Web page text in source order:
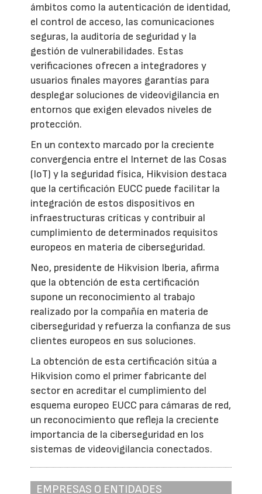
ámbitos como la autenticación de identidad,
el control de acceso, las comunicaciones
seguras, la auditoría de seguridad y la
gestión de vulnerabilidades. Estas
verificaciones ofrecen a integradores y
usuarios finales mayores garantías para
desplegar soluciones de videovigilancia en
entornos que exigen elevados niveles de
protección.
En un contexto marcado por la creciente
convergencia entre el Internet de las Cosas
(IoT) y la seguridad física, Hikvision destaca
que la certificación EUCC puede facilitar la
integración de estos dispositivos en
infraestructuras críticas y contribuir al
cumplimiento de determinados requisitos
europeos en materia de ciberseguridad.
Neo, presidente de Hikvision Iberia, afirma
que la obtención de esta certificación
supone un reconocimiento al trabajo
realizado por la compañía en materia de
ciberseguridad y refuerza la confianza de sus
clientes europeos en sus soluciones.
La obtención de esta certificación sitúa a
Hikvision como el primer fabricante del
sector en acreditar el cumplimiento del
esquema europeo EUCC para cámaras de red,
un reconocimiento que refleja la creciente
importancia de la ciberseguridad en los
sistemas de videovigilancia conectados.
EMPRESAS O ENTIDADES